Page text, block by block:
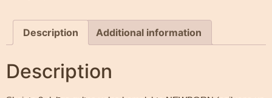
Description Additional information
Description